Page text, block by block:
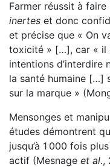
Farmer réussit à
inertes et donc
et précise que « On
toxicité » […], car « il
intentions d’interdire
la santé humaine […]
sur la marque »
Mensonges et
études démontrent
jusqu’à 1 000 fois
actif (Mesnage et al.,